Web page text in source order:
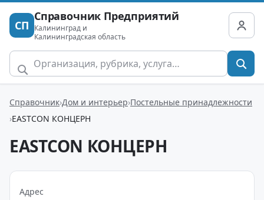
СП
Справочник Предприятий
Калининград и
Калининградская область
Справочник Дом и интерьер Постельные принадлежности
EASTCON КОНЦЕРН
EASTCON КОНЦЕРН
Адрес